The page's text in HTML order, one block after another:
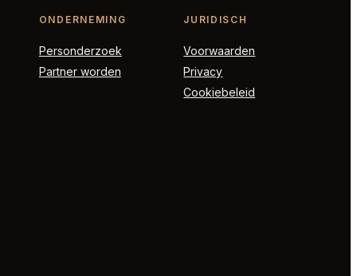
ONDERNEMING
Personderzoek
Partner worden
JURIDISCH
Voorwaarden
Privacy
Cookiebeleid